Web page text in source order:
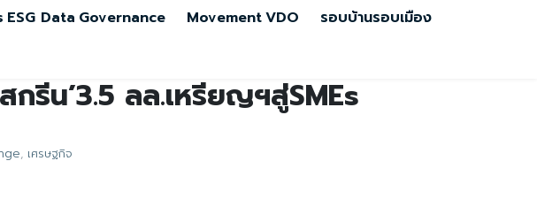
ESG Data Governance MovementVDO รอบบ้านรอบเมือง
รีน’3.5 ลล.เหรียญฯสู่SMEs
, เศรษฐกิจ